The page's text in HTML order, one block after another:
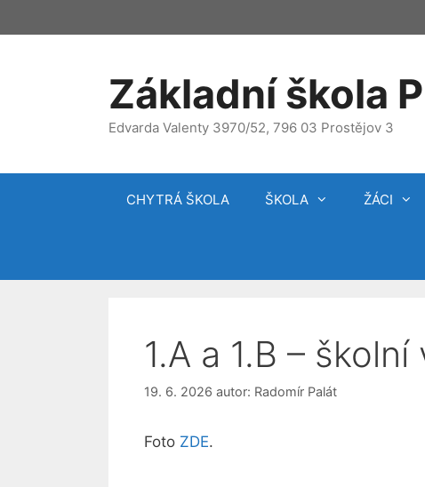
na
Základní škola
Edvarda Valenty 3970/52, 796 03 Prostějov 3
CHYTRÁ ŠKOLA ŠKOLA ŽÁCI
1.A a 1.B –
19. 6. 2026 autor: Radomír Palát
Foto ZDE.